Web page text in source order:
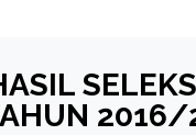
2016/